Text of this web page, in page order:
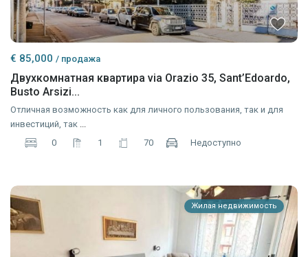
€ 85,000/ продажа
Двухкомнатная квартира via Orazio 35, Sant’Edoardo,
Busto Arsizi...
Отличная возможность как для личного пользования, так и для
инвестиций, так ...
0
1 70 Недоступно
Жилая недвижимость